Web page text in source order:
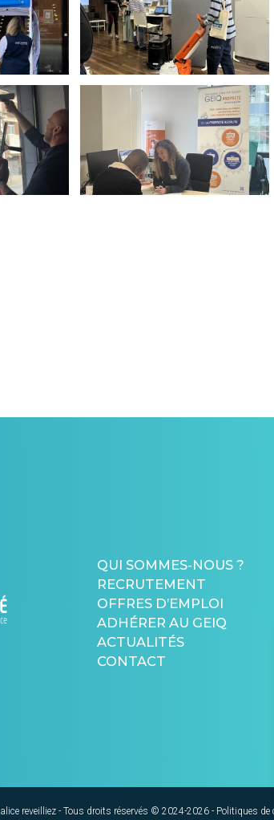
QUI SOMMES-NOUS ?
RECRUTEMENT
OFFRES D’EMPLOI
ADHÉRER AU GEIQ
ACTUALITÉS
CONTACT
alice reveilliez- Tous droits réservés © 2024-2026 - Politiques de